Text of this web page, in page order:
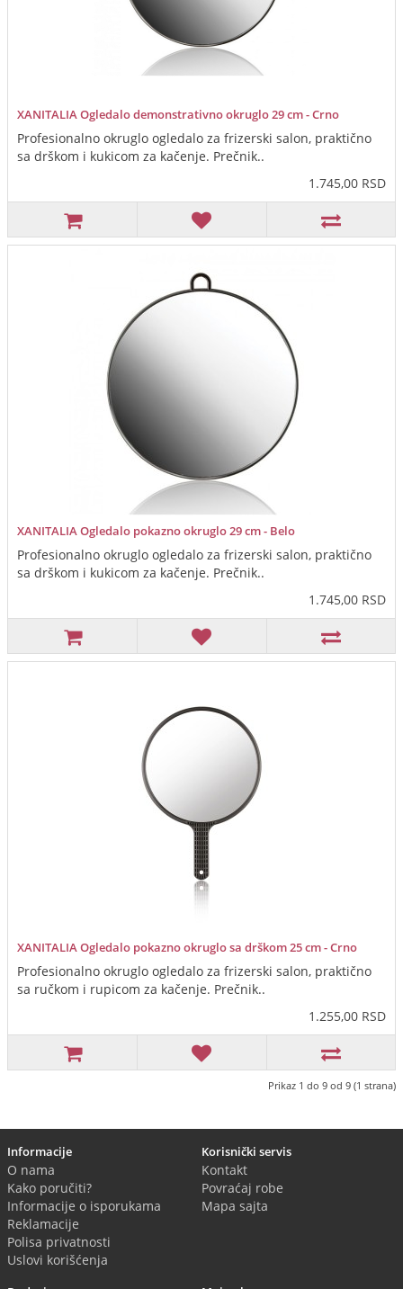
XANITALIA Ogledalo demonstrativno okruglo 29 cm - Crno
Profesionalno okruglo ogledalo za frizerski salon, praktično
sa drškom i kukicom za kačenje. Prečnik..
1.745,00 RSD
XANITALIA Ogledalo pokazno okruglo 29 cm - Belo
Profesionalno okruglo ogledalo za frizerski salon, praktično
sa drškom i kukicom za kačenje. Prečnik..
1.745,00 RSD
XANITALIA Ogledalo pokazno okruglo sa drškom 25 cm - Crno
Profesionalno okruglo ogledalo za frizerski salon, praktično
sa ručkom i rupicom za kačenje. Prečnik..
1.255,00 RSD
Prikaz 1 do 9 od 9 (1 strana)
Informacije
O nama
Kako poručiti?
Informacije o isporukama
Reklamacije
Polisa privatnosti
Uslovi korišćenja
Korisnički servis
Kontakt
Povraćaj robe
Mapa sajta